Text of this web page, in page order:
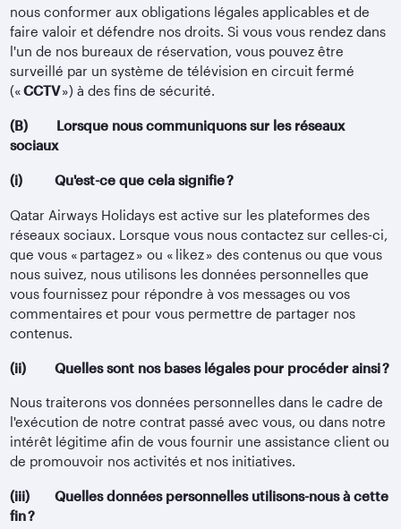
nous conformer aux obligations légales applicables et de
faire valoir et défendre nos droits. Si vous vous rendez dans
l'un de nos bureaux de réservation, vous pouvez être
surveillé par un système de télévision en circuit fermé
(«CCTV») à des fins de sécurité.
(B) Lorsque nous communiquons sur les réseaux
sociaux
(i) Qu'est-ce que cela signifie ?
Qatar Airways Holidays est active sur les plateformes des
réseaux sociaux. Lorsque vous nous contactez sur celles-ci,
que vous « partagez » ou « likez » des contenus ou que vous
nous suivez, nous utilisons les données personnelles que
vous fournissez pour répondre à vos messages ou vos
commentaires et pour vous permettre de partager nos
contenus.
(ii) Quelles sont nos bases légales pour procéder ainsi ?
Nous traiterons vos données personnelles dans le cadre de
l'exécution de notre contrat passé avec vous, ou dans notre
intérêt légitime afin de vous fournir une assistance client ou
de promouvoir nos activités et nos initiatives.
(iii) Quelles données personnelles utilisons-nous à cette
fin ?